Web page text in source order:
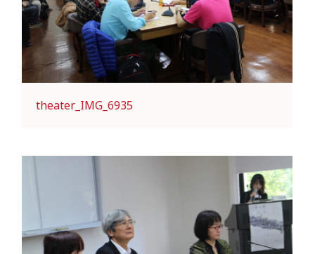
theater_IMG_6935